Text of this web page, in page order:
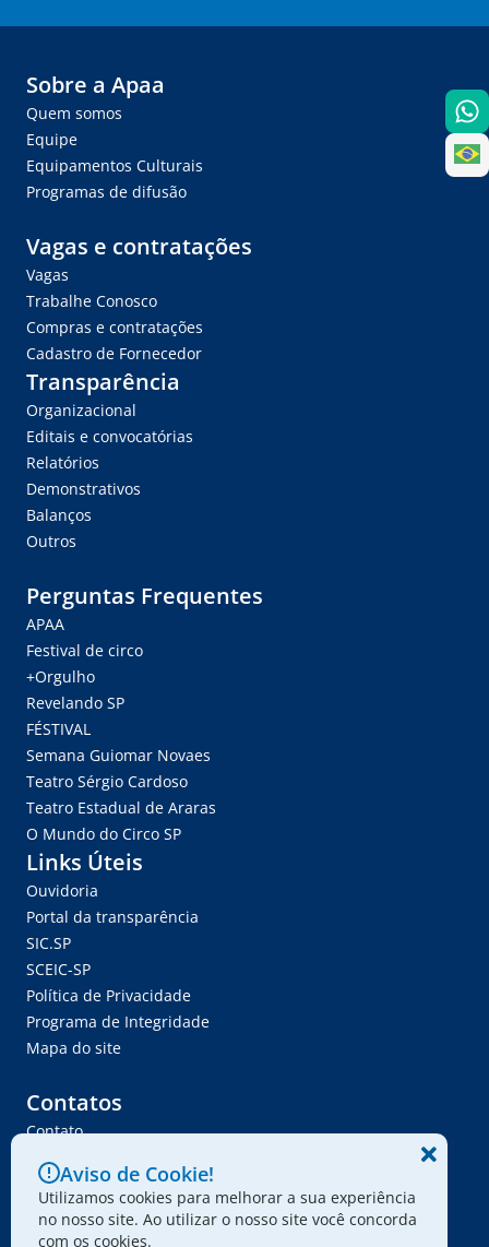
Sobre a Apaa
Quem somos
Equipe
Equipamentos Culturais
Programas de difusão
Vagas e contratações
Vagas
Trabalhe Conosco
Compras e contratações
Cadastro de Fornecedor
Transparência
Organizacional
Editais e convocatórias
Relatórios
Demonstrativos
Balanços
Outros
Perguntas Frequentes
APAA
Festival de circo
+Orgulho
Revelando SP
FÉSTIVAL
Semana Guiomar Novaes
Teatro Sérgio Cardoso
Teatro Estadual de Araras
O Mundo do Circo SP
Links Úteis
Ouvidoria
Portal da transparência
SIC.SP
SCEIC-SP
Política de Privacidade
Programa de Integridade
Mapa do site
Contatos
Contato
Ser Fornecedor
Envie seu projeto
Aviso de Cookie!
Utilizamos cookies para melhorar a sua experiência
no nosso site. Ao utilizar o nosso site você concorda
com os cookies.